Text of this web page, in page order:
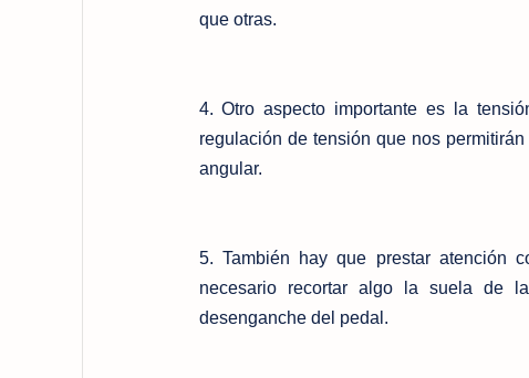
que otras.
4. Otro aspecto importante es la
regulación de tensión que nos
angular.
5. También hay que prestar atención
necesario recortar algo la suela de
desenganche del pedal.